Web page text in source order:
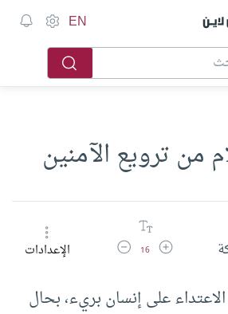
لاين EN
من ترويع الآمنين
زيادة حجم الخط
16 تقليل حجم الخطالإعدادات
على إنسان بريء، بحال